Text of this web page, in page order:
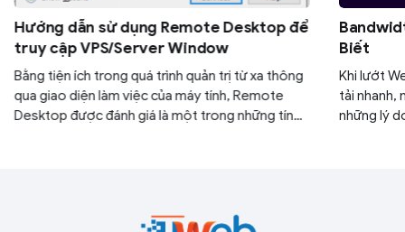
Hướng dẫn sử dụng Remote Desktop để
truy cập VPS/Server Window
Bằng tiện ích trong quá trình quản trị từ xa thông
qua giao diện làm việc của máy tính, Remote
Desktop được đánh giá là một trong những tính
"gỡ rối" ngay những thắc mắc với những bước
Biết
Khi lướt
tải nhanh,
những lý